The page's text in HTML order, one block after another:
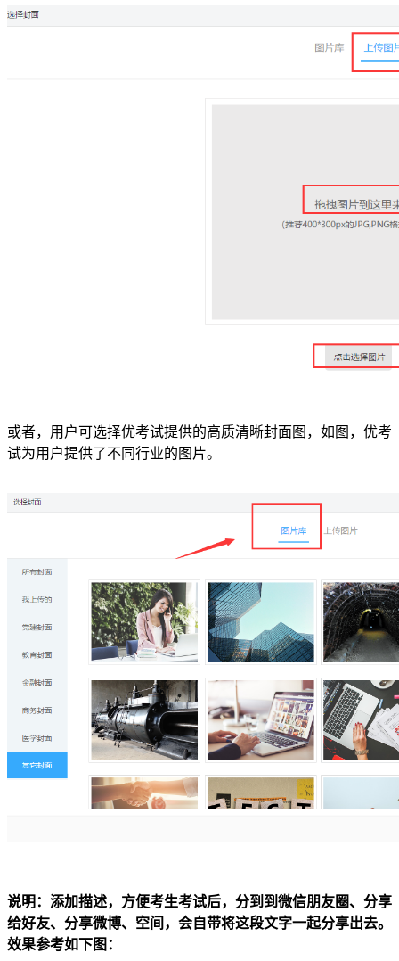
或者，用户可选择优考试提供的高质清晰封面图，如图，优考
试为用户提供了不同行业的图片。
说明：添加描述，方便考生考试后，分到到微信朋友圈、分享
给好友、分享微博、空间，会自带将这段文字一起分享出去。
效果参考如下图：